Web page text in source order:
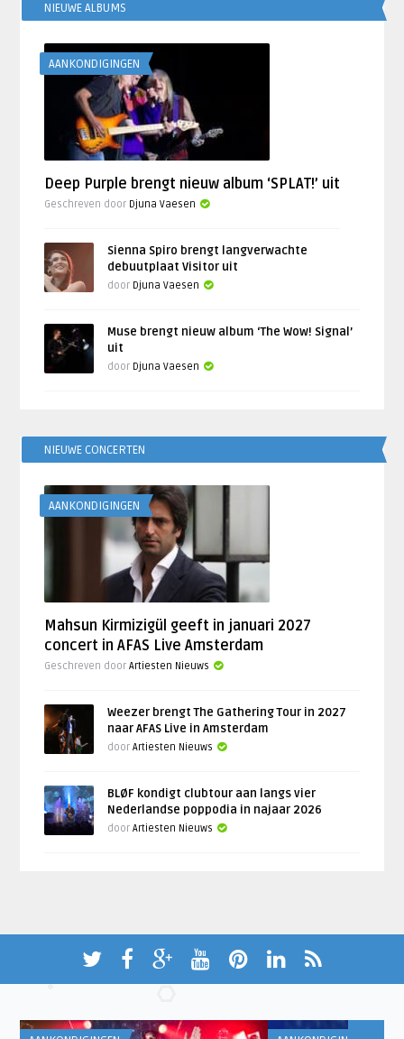
NIEUWE ALBUMS
AANKONDIGINGEN
Deep Purple brengt nieuw album ‘SPLAT!’ uit
Geschreven door Djuna Vaesen
Sienna Spiro brengt langverwachte
debuutplaat Visitor uit
door Djuna Vaesen
Muse brengt nieuw album ‘The Wow! Signal’
uit
door Djuna Vaesen
NIEUWE CONCERTEN
AANKONDIGINGEN
Mahsun Kirmizigül geeft in januari 2027
concert in AFAS Live Amsterdam
Geschreven doorArtiesten Nieuws
Weezer brengt The Gathering Tour in 2027
naar AFAS Live in Amsterdam
doorArtiesten Nieuws
BLØF kondigt clubtour aan langs vier
Nederlandse poppodia in najaar 2026
doorArtiesten Nieuws